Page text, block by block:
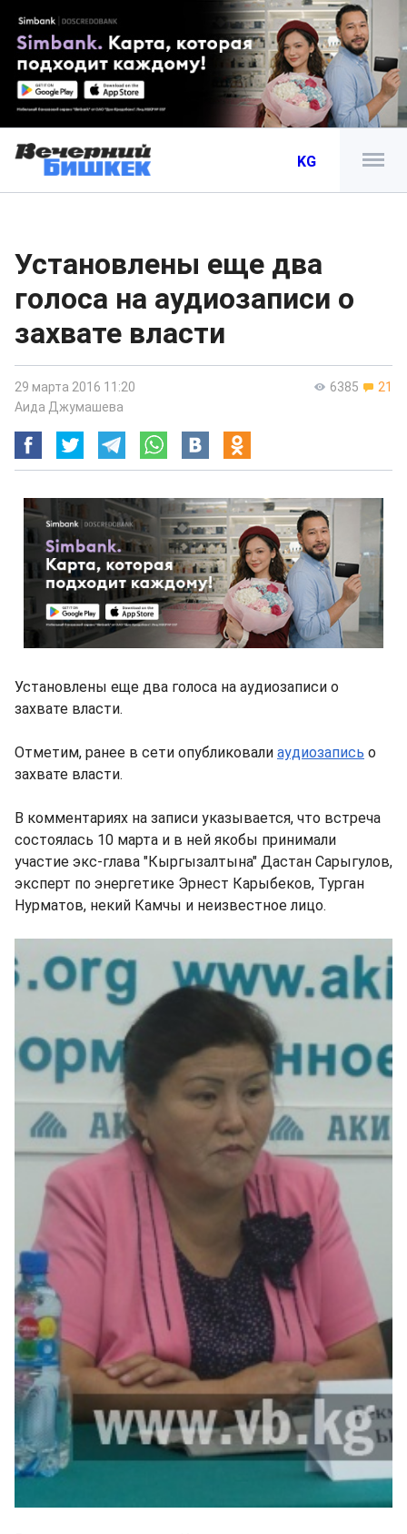
KG
Установлены еще два
голоса на аудиозаписи о
захвате власти
6385 21
29 марта 2016 11:20
Аида Джумашева
Установлены еще два голоса на аудиозаписи о
захвате власти.
Отметим, ранее в сети опубликовали аудиозапись о
захвате власти.
В комментариях на записи указывается, что встреча
состоялась 10 марта и в ней якобы принимали
участие экс-глава "Кыргызалтына" Дастан Сарыгулов,
эксперт по энергетике Эрнест Карыбеков, Турган
Нурматов, некий Камчы и неизвестное лицо.